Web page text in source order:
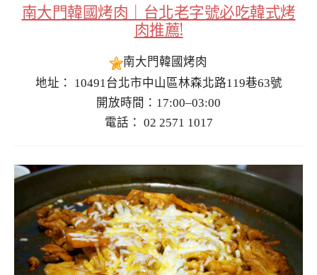
南大門韓國烤肉｜台北老字號必吃韓式烤
肉推薦!
南大門韓國烤肉
地址： 10491台北市中山區林森北路119巷63號
開放時間：17:00–03:00
電話： 02 2571 1017